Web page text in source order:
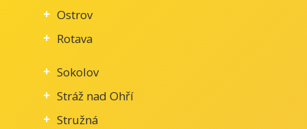
Ostrov
Rotava
Sokolov
Stráž nad Ohří
Stružná